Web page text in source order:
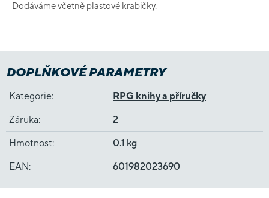
Dodáváme včetně plastové krabičky.
DOPLŇKOVÉ PARAMETRY
Kategorie: RPG knihy a příručky
Záruka: 2
Hmotnost: 0.1 kg
EAN: 601982023690